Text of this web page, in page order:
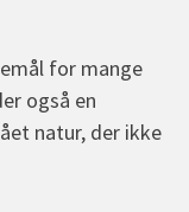
for mange
også en
natur, der ikke